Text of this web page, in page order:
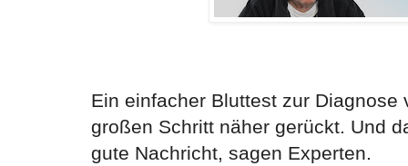
Ein einfacher Bluttest zur Diagnose
großen Schritt näher gerückt. Und
gute Nachricht, sagen Experten.